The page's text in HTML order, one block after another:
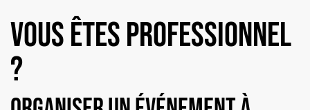
Vous êtes professionnel
?